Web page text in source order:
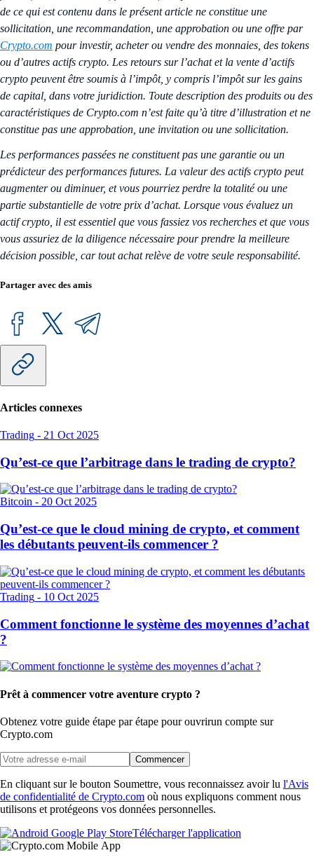
de ce qui est contenu dans le présent article ne constitue une
sollicitation, une recommandation, une approbation ou une offre par
Crypto.com pour investir, acheter ou vendre des monnaies, des tokens
ou d’autres actifs crypto. Les retours sur l’achat et la vente d’actifs
crypto peuvent être soumis à l’impôt, y compris l’impôt sur les gains
de capital, dans votre juridiction. Toute description des produits ou des
caractéristiques de Crypto.com n’est faite qu’à titre d’illustration et ne
constitue pas une approbation, une invitation ou une sollicitation.
Les performances passées ne constituent pas une garantie ou un
prédicteur des performances futures. La valeur des actifs crypto peut
augmenter ou diminuer, et vous pourriez perdre la totalité ou une
partie substantielle de votre prix d’achat. Lorsque vous évaluez un
actif crypto, il est essentiel que vous fassiez vos recherches et que vous
vous assuriez de la diligence nécessaire pour prendre la meilleure
décision possible, car tout achat relève de votre seule responsabilité.
Partager avec des amis
Articles connexes
Trading - 21 Oct 2025
Qu’est-ce que l’arbitrage dans le trading de crypto?
Bitcoin - 20 Oct 2025
Qu’est-ce que le cloud mining de crypto, et comment
les débutants peuvent-ils commencer ?
Trading - 10 Oct 2025
Comment fonctionne le système des moyennes d’achat
?
Prêt à commencer votre aventure crypto ?
Obtenez votre guide étape par étape pour ouvrirun compte sur
Crypto.com
Commencer
En cliquant sur le bouton Soumettre, vous reconnaissez avoir lu l'Avis
de confidentialité de Crypto.com où nous expliquons comment nous
utilisons et protégeons vos données personnelles.
Télécharger l'application